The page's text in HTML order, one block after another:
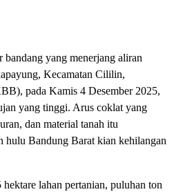
bandang yang menerjang aliran
Kecamatan Cililin,
pada Kamis 4 Desember 2025,
yang tinggi. Arus coklat yang
dan material tanah itu
hulu Bandung Barat kian kehilangan
lahan pertanian, puluhan ton